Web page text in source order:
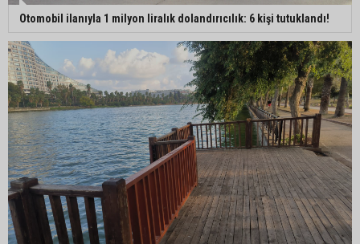
Otomobil ilanıyla 1 milyon liralık dolandırıcılık: 6 kişi tutuklandı!